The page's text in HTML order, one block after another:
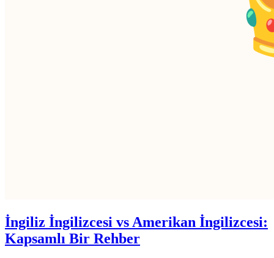
İngiliz İngilizcesi vs Amerikan İngilizcesi:
Kapsamlı Bir Rehber